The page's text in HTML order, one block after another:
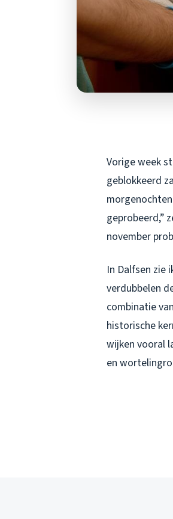
Vorige week
geblokkeerd
geprobeerd,”
november
In Dalfsen zie
verdubbelen
combinatie
historische
wijken vooral
en